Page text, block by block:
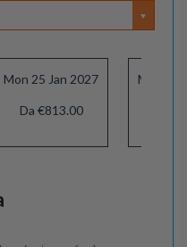
Mon 25 Jan 2027
Da €813.00
Mon 01